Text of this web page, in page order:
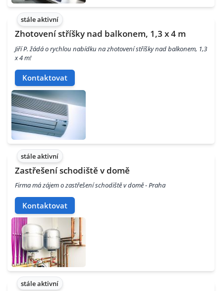
stále aktivní
Zhotovení stříšky nad balkonem, 1,3 x 4 m
Jiří P. žádá o rychlou nabídku na zhotovení stříšky nad balkonem, 1,3
x 4 m!
Kontaktovat
stále aktivní
Zastřešení schodiště v domě
Firma má zájem o zastřešení schodiště v domě - Praha
Kontaktovat
stále aktivní